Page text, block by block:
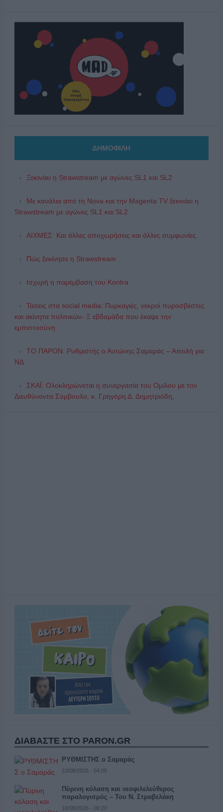
ΔΗΜΟΦΙΛΗ
Ξεκινάει η Strawstream με αγώνες SL1 και SL2
Με κανάλια από τη Nova και την Magenta TV ξεκινάει η
Strawstream με αγώνες SL1 και SL2
ΑΙΧΜΕΣ: Και άλλες αποχωρήσεις και άλλες συμφωνίες
Πώς ξεκίνησε η Strawstream
Ισχυρή η παρέμβαση του Kontra
Τάσεις στα social media: Πυρκαγιές, νεκροί πυροσβέστες
και ακίνητα πολιτικών- Ξ εβδομάδα που έκαψε την
εμπιστοσύνη
ΤΟ ΠΑΡΟΝ: Ρυθμιστής ο Αντώνης Σαμαράς – Απειλή για
ΝΔ
ΣΚΑΪ: Ολοκληρώνεται η συνεργασία του Ομίλου με τον
Διευθύνοντα Σύμβουλο, κ. Γρηγόρη Δ. Δημητριάδη,
ΔΙΑΒΑΣΤΕ ΣΤΟ PARON.GR
ΡΥΘΜΙΣΤΗΣ ο Σαμαράς
10/08/2026 - 04:05
Πύρινη κόλαση και νεοφιλελεύθερος
παραλογισμός – Του Ν. Στραβελάκη
10/08/2026 - 00:20